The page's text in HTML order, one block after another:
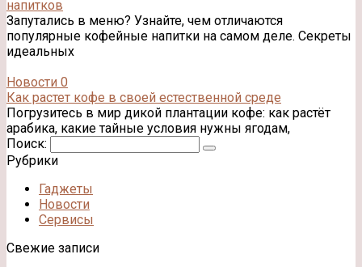
напитков
Запутались в меню? Узнайте, чем отличаются
популярные кофейные напитки на самом деле. Секреты
идеальных
Новости 0
Как растет кофе в своей естественной среде
Погрузитесь в мир дикой плантации кофе: как растёт
арабика, какие тайные условия нужны ягодам,
Поиск:
Рубрики
Гаджеты
Новости
Сервисы
Свежие записи